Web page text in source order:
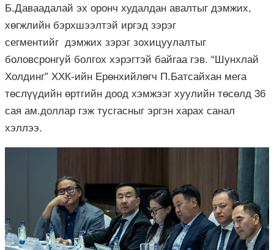
Б.Даваадалай эх оронч худалдан авалтыг дэмжих,
хөгжлийн бэрхшээлтэй иргэд зэрэг
сегментийг дэмжих зэрэг зохицуулалтыг
боловсронгуй болгох хэрэгтэй байгаа гэв. “Шунхлай
Холдинг” ХХК-ийн Ерөнхийлөгч П.Батсайхан мега
төслүүдийн өртгийн доод хэмжээг хуулийн төсөлд 36
сая ам.доллар гэж тусгасныг эргэн харах санал
хэллээ.